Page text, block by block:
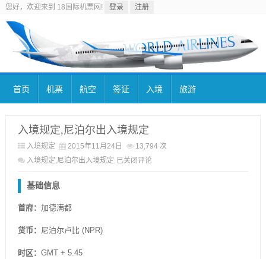
您好，欢迎来到 18国际机票网! 登录 注册
首页 机票 航空 签证 入境 旅游
入境规定,尼泊尔出入境规定
入境规定 2015年11月24日
13,794 次
入境规定,尼泊尔出入境规定 已关闭评论
基础信息
首府： 加德满都
货币： 尼泊尔卢比 (NPR)
时区： GMT + 5.45